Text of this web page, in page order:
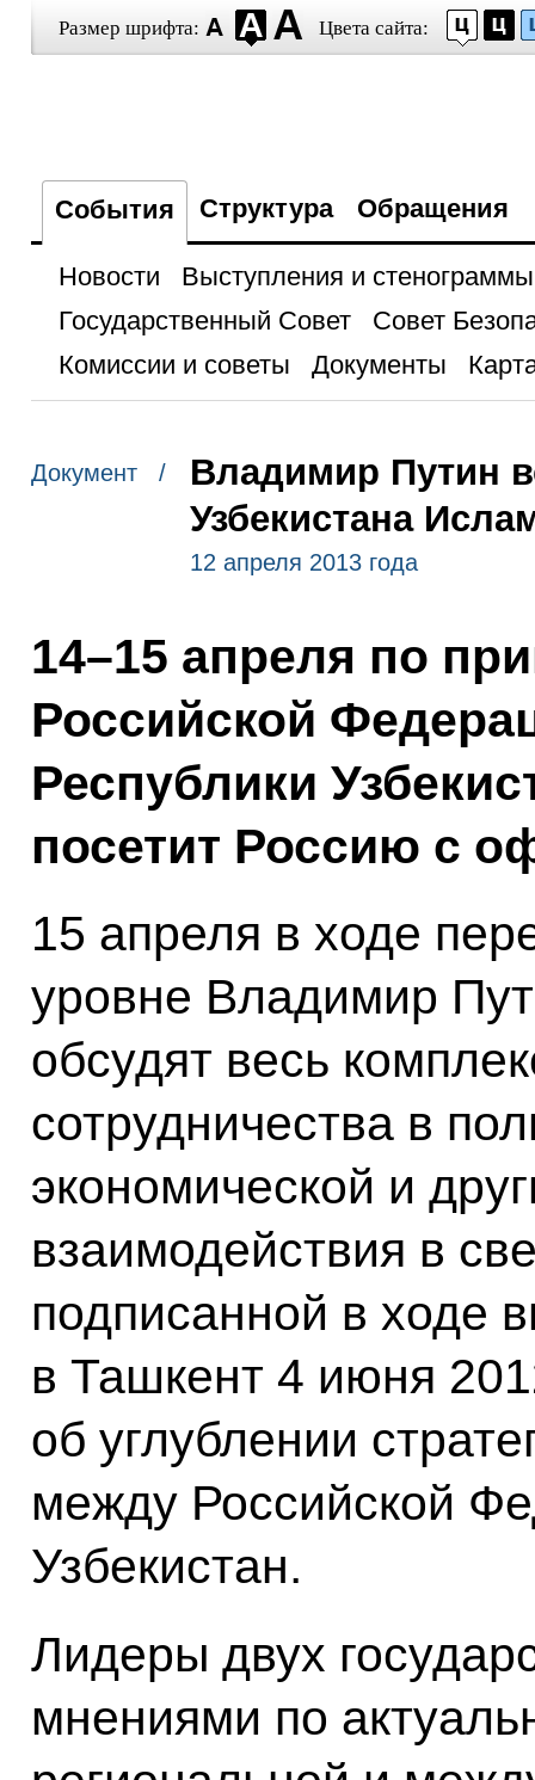
Размер шрифта: Цвета сайта:
События Структура Обращения
Новости
Выступления и стенограммы
Государственный Совет
Совет
Комиссии и советы
Документы
Документ /
Владимир Путин
Узбекистана
12 апреля 2013 года
14–15 апреля по
Российской
Республики
посетит Россию с
15 апреля в ходе
уровне Владимир
обсудят весь
сотрудничества в
экономической и
взаимодействия в
подписанной в ходе
в Ташкент 4 июня
об углублении
между Российской
Узбекистан.
Лидеры двух
мнениями по